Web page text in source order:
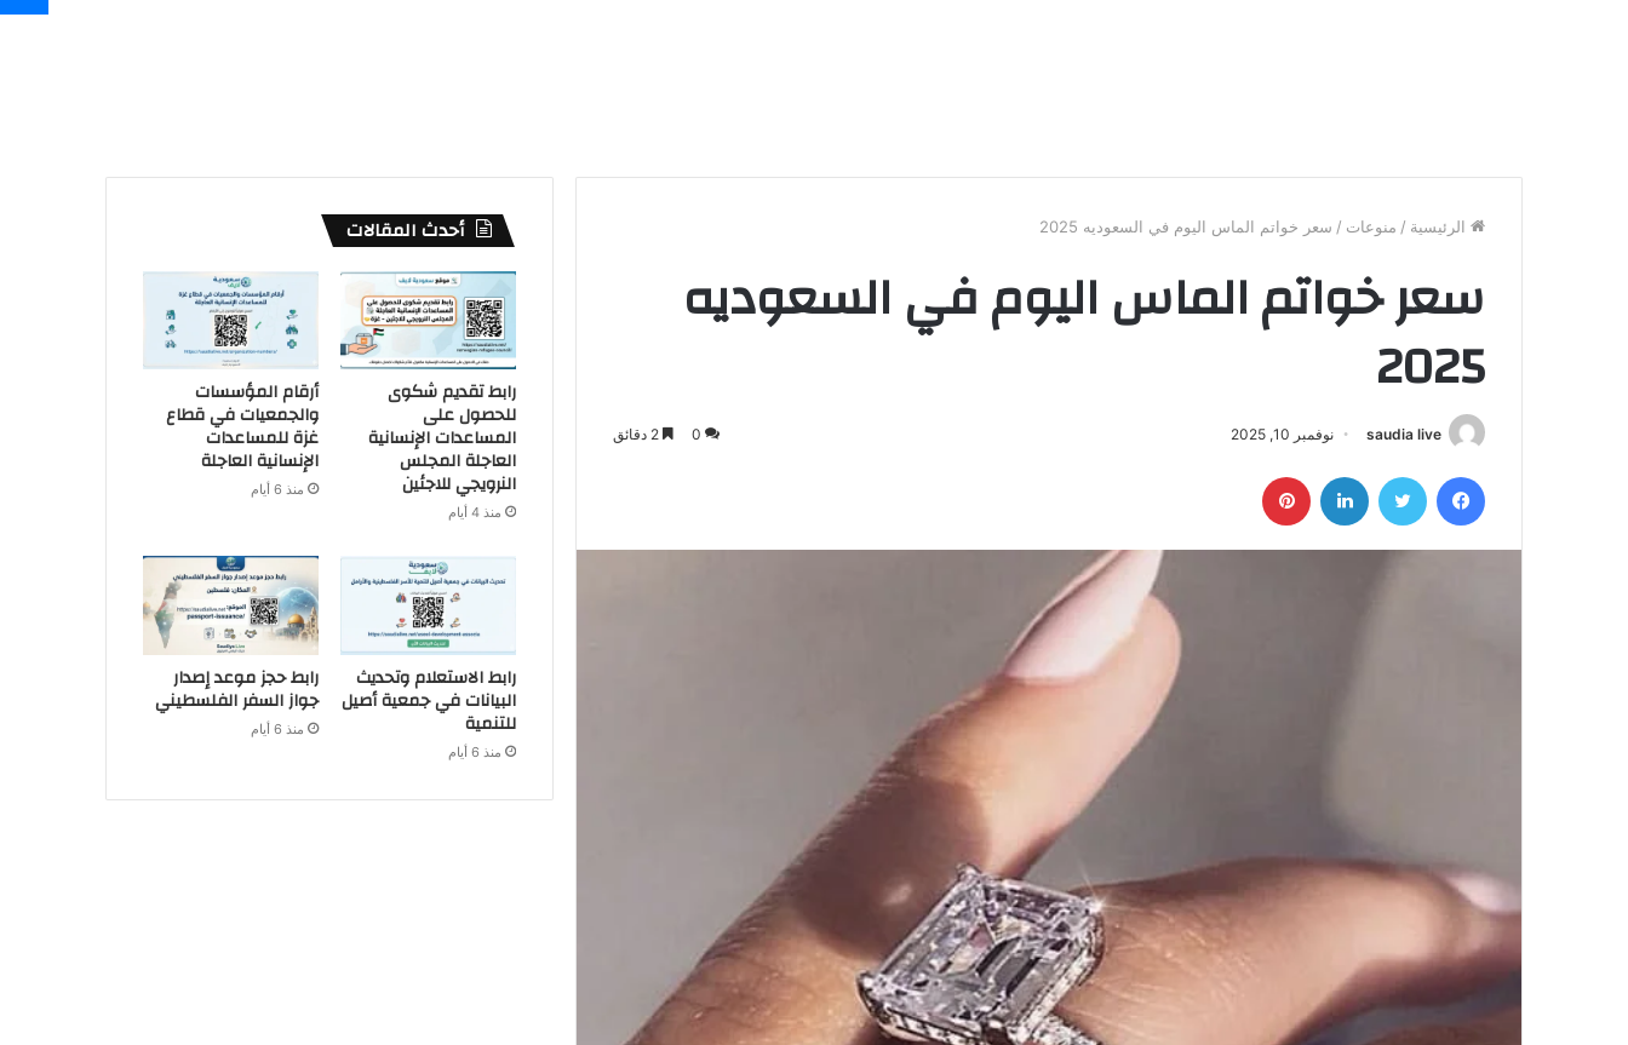
الرئيسية / منوعات / سعر خواتم الماس اليوم في السعوديه 2025
سعر خواتم الماس اليوم في السعوديه
2025
saudia live نوفمبر 10, 2025 0
فيسبوك تويتر لينكدإن
أحدث المقالات
رابط تقديم شكوى
للحصول على
المساعدات الإنسانية
العاجلة المجلس
النرويجي للاجئين
منذ 4 أيام
أرقام المؤسسات
والجمعيات في قطاع
غزة للمساعدات
الإنسانية العاجلة
منذ 6 أيام
رابط الاستعلام وتحديث
البيانات في جمعية أصيل
للتنمية
منذ 6 أيام
رابط حجز موعد إصدار
جواز السفر الفلسطيني
منذ 6 أيام